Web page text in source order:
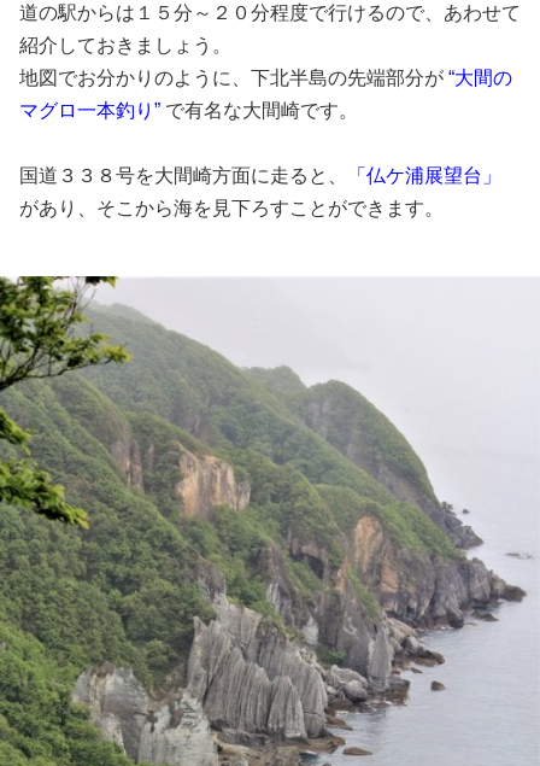
道の駅からは１５分～２０分程度で行けるので、あわせて
紹介しておきましょう。
地図でお分かりのように、下北半島の先端部分が “大間の
マグロ一本釣り” で有名な大間崎です。
国道３３８号を大間崎方面に走ると、
「仏ケ浦展望台」
があり、そこから海を見下ろすことができます。